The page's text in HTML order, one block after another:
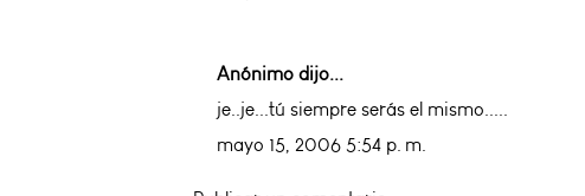
Anónimo dijo...
je..je...tú siempre serás el mismo.....
mayo 15, 2006 5:54 p. m.